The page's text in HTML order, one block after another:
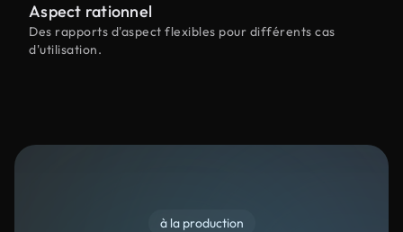
Aspect rationnel
Des rapports d'aspect flexibles pour différents cas
d'utilisation.
à la production